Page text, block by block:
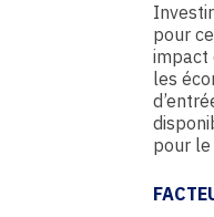
pour
impact
les
pour le